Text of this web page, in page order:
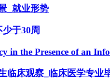
_就业形势
于30周
in the Presence of an
临床观察_临床医学专业